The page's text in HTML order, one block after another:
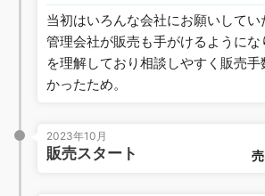
当初はいろんな会社にお願いして
管理会社が販売も手がけるように
を理解しており相談しやすく販売
かったため。
2023年10月
販売スタート